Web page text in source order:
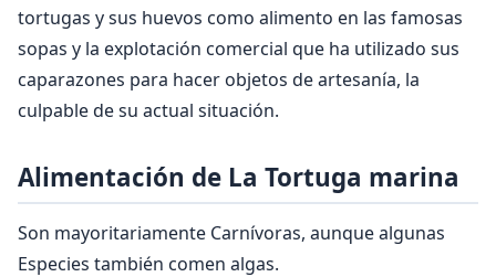
tortugas y sus huevos como alimento en las famosas
sopas y la explotación comercial que ha utilizado sus
caparazones para hacer objetos de artesanía, la
culpable de su actual situación.
Alimentación de La Tortuga marina
Son mayoritariamente Carnívoras, aunque algunas
Especies también comen algas.